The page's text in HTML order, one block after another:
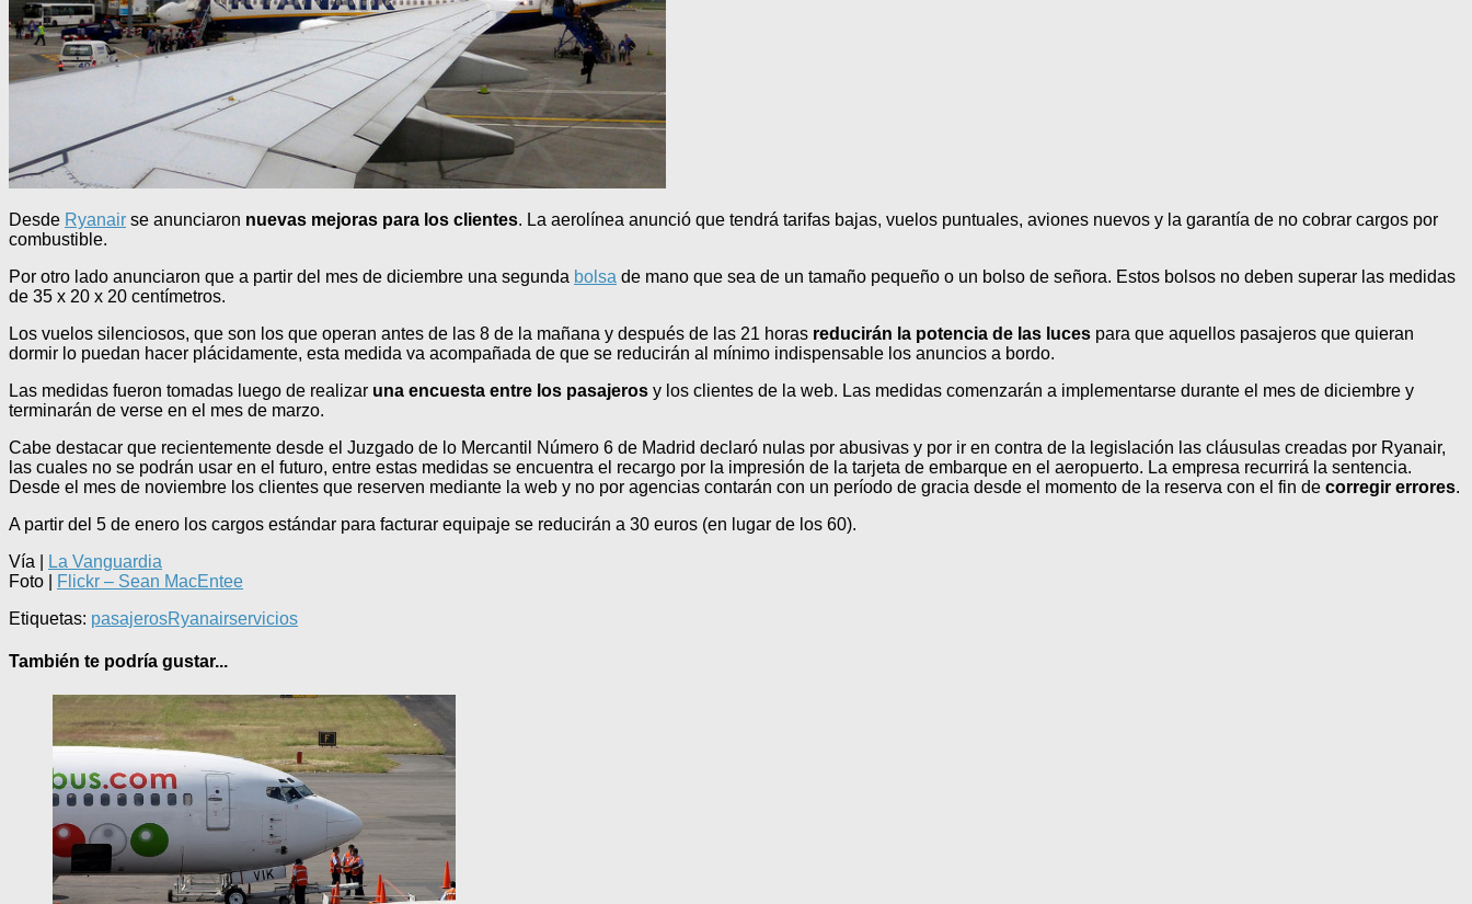
Desde Ryanair se anunciaron nuevas mejoras para los clientes. La aerolínea anunció que tendrá tarifas bajas, vuelos puntuales, aviones nuevos y la garantía de no cobrar cargos por
combustible.
Por otro lado anunciaron que a partir del mes de diciembre una segunda bolsa de mano que sea de un tamaño pequeño o un bolso de señora. Estos bolsos no deben superar las medidas
de 35 x 20 x 20 centímetros.
Los vuelos silenciosos, que son los que operan antes de las 8 de la mañana y después de las 21 horas reducirán la potencia de las luces para que aquellos pasajeros que quieran
dormir lo puedan hacer plácidamente, esta medida va acompañada de que se reducirán al mínimo indispensable los anuncios a bordo.
Las medidas fueron tomadas luego de realizar una encuesta entre los pasajeros y los clientes de la web. Las medidas comenzarán a implementarse durante el mes de diciembre y
terminarán de verse en el mes de marzo.
Cabe destacar que recientemente desde el Juzgado de lo Mercantil Número 6 de Madrid declaró nulas por abusivas y por ir en contra de la legislación las cláusulas creadas por Ryanair,
las cuales no se podrán usar en el futuro, entre estas medidas se encuentra el recargo por la impresión de la tarjeta de embarque en el aeropuerto. La empresa recurrirá la sentencia.
Desde el mes de noviembre los clientes que reserven mediante la web y no por agencias contarán con un período de gracia desde el momento de la reserva con el fin de corregir errores.
A partir del 5 de enero los cargos estándar para facturar equipaje se reducirán a 30 euros (en lugar de los 60).
Vía |
La Vanguardia
Foto |
Flickr – Sean MacEntee
Etiquetas: pasajerosRyanairservicios
También te podría gustar...